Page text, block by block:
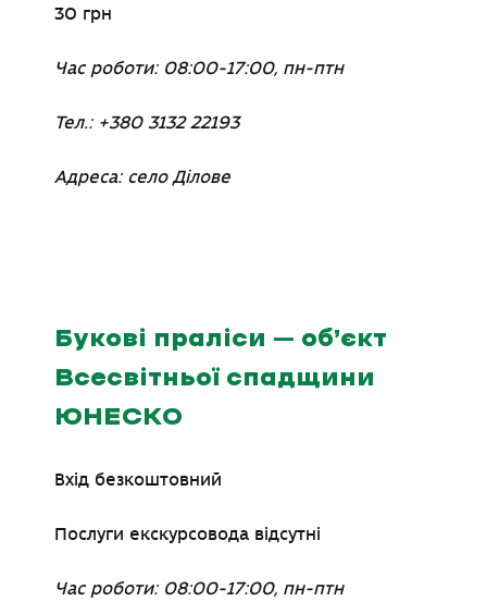
30 грн
Час роботи: 08:00-17:00, пн-птн
Тел.: +380 3132 22193
Адреса: село Ділове
Букові праліси – об’єкт
Всесвітньої спадщини
ЮНЕСКО
Вхід безкоштовний
Послуги екскурсовода відсутні
Час роботи: 08:00-17:00, пн-птн